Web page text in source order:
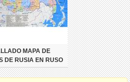
MAPA DE
DE RUSIA EN RUSO